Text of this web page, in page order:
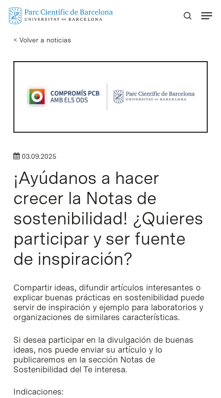
Skip
content
< Volver a noticias
03.09.2025
¡Ayúdanos a hacer
crecer la Notas de
sostenibilidad! ¿Quieres
participar y ser fuente
de inspiración?
Compartir ideas, difundir artículos interesantes o
explicar buenas prácticas en sostenibilidad puede
servir de inspiración y ejemplo para laboratorios y
organizaciones de similares características.
Si desea participar en la divulgación de buenas
ideas, nos puede enviar su artículo y lo
publicaremos en la sección Notas de
Sostenibilidad del Te interesa.
Indicaciones: